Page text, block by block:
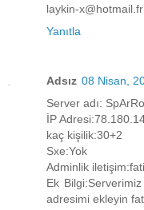
laykin-
Yanıtla
Adsız 08 Nisan,
Server adı:
İP
kaç kişilik:30+2
Sxe:Yok
Adminlik
Ek
adresimi ekleyin